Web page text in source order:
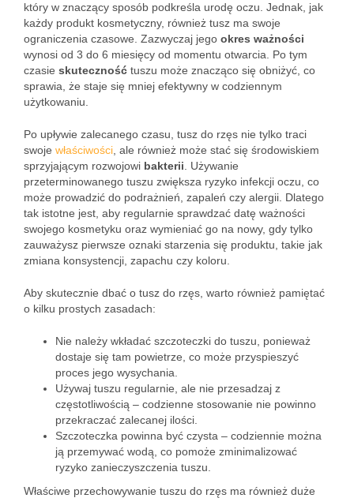
który w znaczący sposób podkreśla urodę oczu. Jednak, jak
każdy produkt kosmetyczny, również tusz ma swoje
ograniczenia czasowe. Zazwyczaj jego okres ważności
wynosi od 3 do 6 miesięcy od momentu otwarcia. Po tym
czasie skuteczność tuszu może znacząco się obniżyć, co
sprawia, że staje się mniej efektywny w codziennym
użytkowaniu.
Po upływie zalecanego czasu, tusz do rzęs nie tylko traci
swoje właściwości , ale również może stać się środowiskiem
sprzyjającym rozwojowi bakterii . Używanie
przeterminowanego tuszu zwiększa ryzyko infekcji oczu, co
może prowadzić do podrażnień, zapaleń czy alergii. Dlatego
tak istotne jest, aby regularnie sprawdzać datę ważności
swojego kosmetyku oraz wymieniać go na nowy, gdy tylko
zauważysz pierwsze oznaki starzenia się produktu, takie jak
zmiana konsystencji, zapachu czy koloru.
Aby skutecznie dbać o tusz do rzęs, warto również pamiętać
o kilku prostych zasadach:
Nie należy wkładać szczoteczki do tuszu, ponieważ
dostaje się tam powietrze, co może przyspieszyć
proces jego wysychania.
Używaj tuszu regularnie, ale nie przesadzaj z
częstotliwością – codzienne stosowanie nie powinno
przekraczać zalecanej ilości.
Szczoteczka powinna być czysta – codziennie można
ją przemywać wodą, co pomoże zminimalizować
ryzyko zanieczyszczenia tuszu.
Właściwe przechowywanie tuszu do rzęs ma również duże